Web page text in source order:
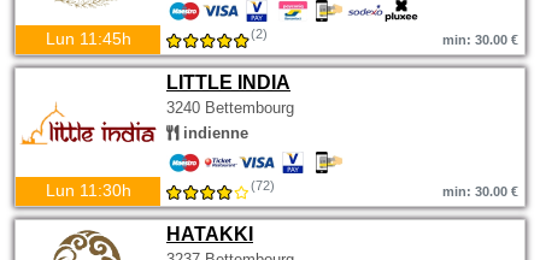
Lun 11:45h (2) min: 30.00 €
LITTLE INDIA
3240 Bettembourg
indienne
Lun 11:30h (72) min: 30.00 €
HATAKKI